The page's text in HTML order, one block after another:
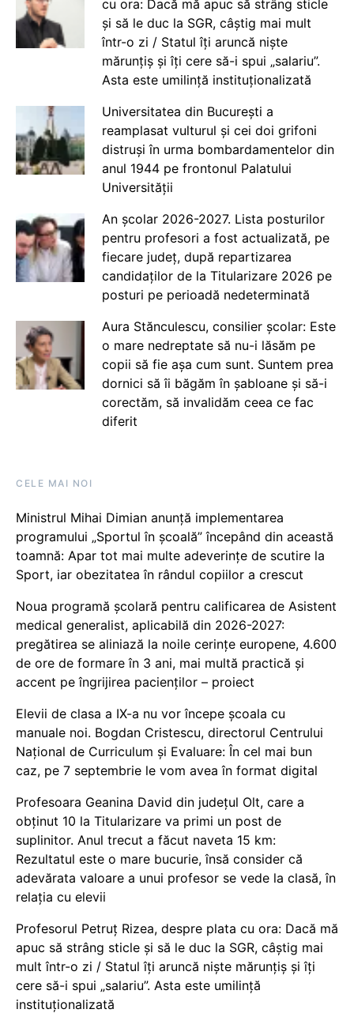
cu ora: Dacă mă apuc să strâng sticle
și să le duc la SGR, câștig mai mult
într-o zi / Statul îți aruncă niște
mărunțiș și îți cere să-i spui „salariu”.
Asta este umilință instituționalizată
Universitatea din București a
reamplasat vulturul și cei doi grifoni
distruși în urma bombardamentelor din
anul 1944 pe frontonul Palatului
Universității
An școlar 2026-2027. Lista posturilor
pentru profesori a fost actualizată, pe
fiecare județ, după repartizarea
candidaților de la Titularizare 2026 pe
posturi pe perioadă nedeterminată
Aura Stănculescu, consilier școlar: Este
o mare nedreptate să nu-i lăsăm pe
copii să fie așa cum sunt. Suntem prea
dornici să îi băgăm în șabloane și să-i
corectăm, să invalidăm ceea ce fac
diferit
CELE MAI NOI
Ministrul Mihai Dimian anunță implementarea
programului „Sportul în școală” începând din această
toamnă: Apar tot mai multe adeverințe de scutire la
Sport, iar obezitatea în rândul copiilor a crescut
Noua programă școlară pentru calificarea de Asistent
medical generalist, aplicabilă din 2026-2027:
pregătirea se aliniază la noile cerințe europene, 4.600
de ore de formare în 3 ani, mai multă practică și
accent pe îngrijirea pacienților – proiect
Elevii de clasa a IX-a nu vor începe școala cu
manuale noi. Bogdan Cristescu, directorul Centrului
Național de Curriculum și Evaluare: În cel mai bun
caz, pe 7 septembrie le vom avea în format digital
Profesoara Geanina David din județul Olt, care a
obținut 10 la Titularizare va primi un post de
suplinitor. Anul trecut a făcut naveta 15 km:
Rezultatul este o mare bucurie, însă consider că
adevărata valoare a unui profesor se vede la clasă, în
relația cu elevii
Profesorul Petruț Rizea, despre plata cu ora: Dacă mă
apuc să strâng sticle și să le duc la SGR, câștig mai
mult într-o zi / Statul îți aruncă niște mărunțiș și îți
cere să-i spui „salariu”. Asta este umilință
instituționalizată